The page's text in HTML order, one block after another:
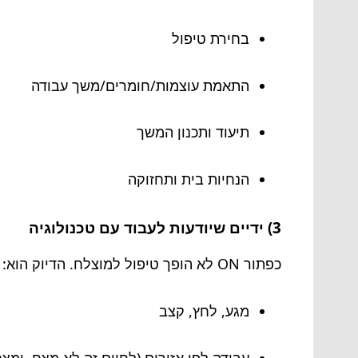
בחירת טיפול
התאמת עוצמות/חומרים/משך עבודה
תיעוד ותכנון המשך
הנחיות בית ותחזוקה
3) ידיים שיודעות לעבוד עם טכנולוגיה
כפתור ON לא הופך טיפול למוצלח. הדיוק הוא:
מגע, לחץ, קצב